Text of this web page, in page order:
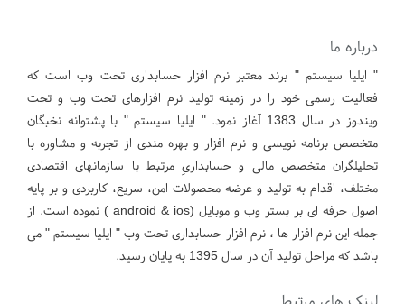
درباره ما
" ایلیا سیستم " برند معتبر نرم افزار حسابداری تحت وب است که
فعالیت رسمی خود را در زمینه تولید نرم افزارهای تحت وب و تحت
ویندوز در سال 1383 آغاز نمود. " ایلیا سیستم " با پشتوانه نخبگان
متخصص برنامه نویسی و نرم افزار و بهره مندی از تجربه و مشاوره با
تحلیلگران متخصص مالی و حسابداریِ مرتبط با سازمانهای اقتصادی
مختلف، اقدام به تولید و عرضه محصولات امن، سریع، کاربردی و بر پایه
اصول حرفه ای بر بستر وب و موبایل (android & ios ) نموده است. از
جمله این نرم افزار ها ، نرم افزار حسابداری تحت وب " ایلیا سیستم " می
باشد که مراحل تولید آن در سال 1395 به پایان رسید.